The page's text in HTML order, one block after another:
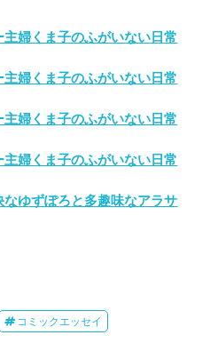
主婦くま子のふがいない日常
主婦くま子のふがいない日常
主婦くま子のふがいない日常
主婦くま子のふがいない日常
なゆずぽろと多趣味なアラサ
コミックエッセイ